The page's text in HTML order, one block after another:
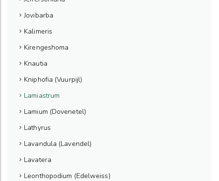
Jovibarba
Kalimeris
Kirengeshoma
Knautia
Kniphofia (Vuurpijl)
Lamiastrum
Lamium (Dovenetel)
Lathyrus
Lavandula (Lavendel)
Lavatera
Leonthopodium (Edelweiss)